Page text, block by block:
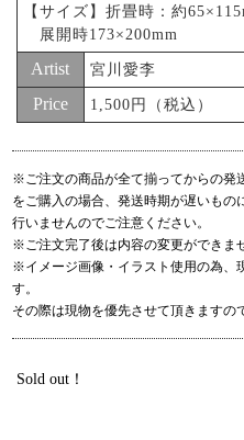
【サイズ】折畳時：約
展開時173×200mm
Artist 宮川愛李
Price 1,500円（税込）
※ご注文の商品が全て揃ってからの発
をご購入の場合、発送時期が遅いもの
行いませんのでご注意ください。
※ご注文完了後は内容の変更ができま
※イメージ画像・イラスト使用の為、
す。
その際は現物を優先させて頂きますの
Sold out！